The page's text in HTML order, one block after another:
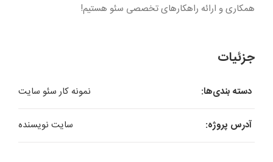
همکاری و ارائه راهکارهای تخصصی سئو هستیم!
جزئیات
دسته بندی‌ها: نمونه کار سئو سایت
آدرس پروژه: سایت نویسنده